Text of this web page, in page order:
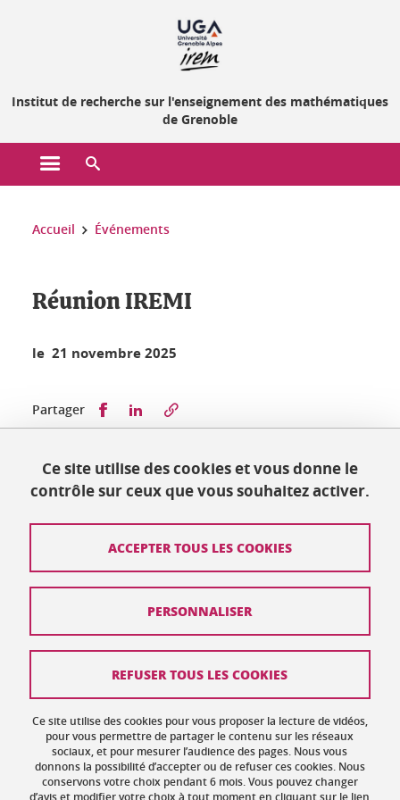
Institut de recherche sur l'enseignement des mathématiques
de Grenoble
Ouvrir le menu principal
Vous êtes ici :
Accueil Événements
Réunion IREMI
le 21 novembre 2025
Partager Partager sur Facebook
Partager sur LinkedIn
Publié le 4 juillet 2025
Mis à jour le 9 décembre 2025
Contact
Mentions légales
Données personnelles : politique de confidentialité
Gestion des cookies
Ce site utilise des cookies et vous donne le
contrôle sur ceux que vous souhaitez activer.
Ce site utilise des cookies pour vous proposer la lecture de vidéos,
pour vous permettre de partager le contenu sur les réseaux
sociaux, et pour mesurer l’audience des pages. Nous vous
donnons la possibilité d’accepter ou de refuser ces cookies. Nous
conservons votre choix pendant 6 mois. Vous pouvez changer
d’avis et modifier votre choix à tout moment en cliquant sur le lien
ACCEPTER TOUS LES COOKIES
REFUSER TOUS LES COOKIES
PERSONNALISER